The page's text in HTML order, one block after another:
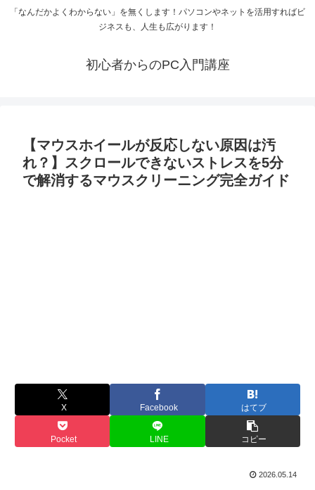
「なんだかよくわからない」を無くします！パソコンやネットを活用すればビ
ジネスも、人生も広がります！
初心者からのPC入門講座
【マウスホイールが反応しない原因は汚
れ？】スクロールできないストレスを5分
で解消するマウスクリーニング完全ガイド
X Facebook はてブ
Pocket LINE コピー
2026.05.14